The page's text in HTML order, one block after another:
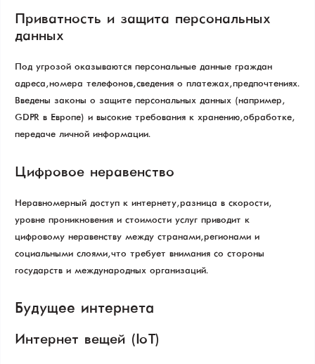
Приватность и защита персональных
данных
Под угрозой оказываются персональные данные граждан —
адреса, номера телефонов, сведения о платежах, предпочтениях.
Введены законы о защите персональных данных (например,
GDPR в Европе) и высокие требования к хранению, обработке,
передаче личной информации.
Цифровое неравенство
Неравномерный доступ к интернету, разница в скорости,
уровне проникновения и стоимости услуг приводит к
цифровому неравенству между странами, регионами и
социальными слоями, что требует внимания со стороны
государств и международных организаций.
Будущее интернета
Интернет вещей (IoT)